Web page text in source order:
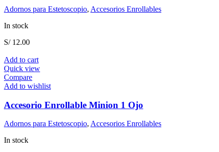
Adornos para Estetoscopio, Accesorios Enrollables
In stock
S/12.00
Add to cart
Quick view
Compare
Add to wishlist
Accesorio Enrollable Minion 1 Ojo
Adornos para Estetoscopio, Accesorios Enrollables
In stock